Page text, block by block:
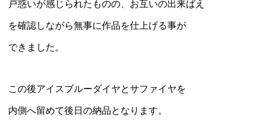
戸惑いが感じられたものの、お互いの出来ばえ
を確認しながら無事に作品を仕上げる事が
できました。
この後アイスブルーダイヤとサファイヤを
内側へ留めて後日の納品となります。